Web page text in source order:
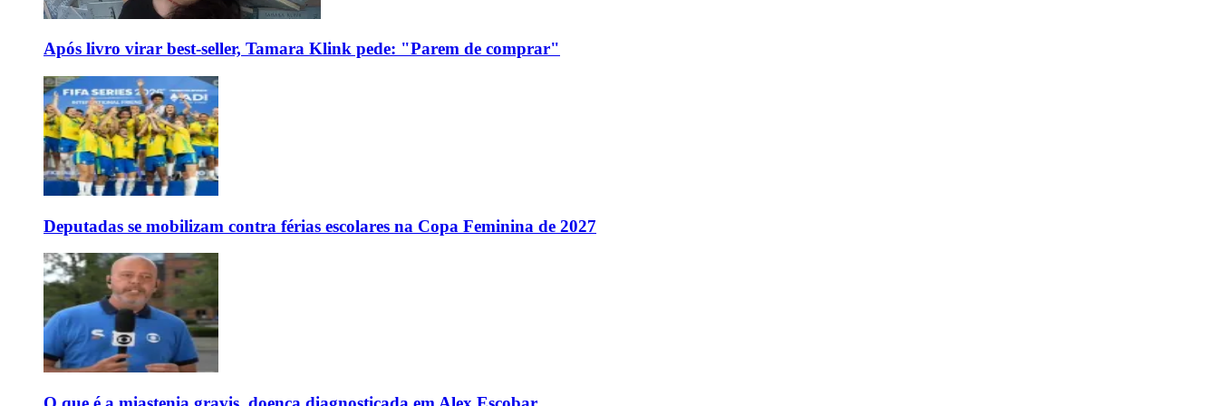
Após livro virar best-seller, Tamara Klink pede: "Parem de comprar"
Deputadas se mobilizam contra férias escolares na Copa Feminina de 2027